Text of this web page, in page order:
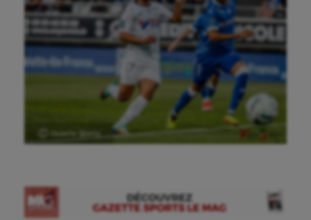
Ⓒ Gazette Sports